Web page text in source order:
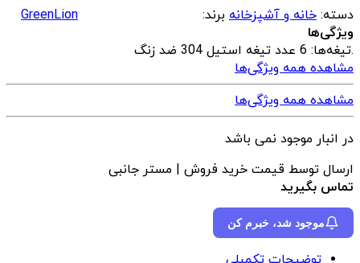
دسته: خانه و آشپزخانه برند:
GreenLion
ویژگی‌ها
.تیغه‌ها: 6 عدد تیغه استیل 304 ضد زنگ
مشاهده همه ویژگی‌ها
مشاهده همه ویژگی‌ها
در انبار موجود نمی باشد
ارسال توسط قیمت خرید فروش | مستر جانبی
تماس بگیرید
موجود شد، خبرم کن